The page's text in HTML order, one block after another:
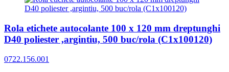
Rola etichete autocolante 100 x 120 mm dreptunghi
D40 poliester ,argintiu, 500 buc/rola (C1x100120)
0722.156.001